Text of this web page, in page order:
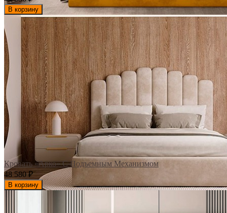
В корзину
Кровать «Арко» С Подъемным Механизмом
48 580₽
В корзину